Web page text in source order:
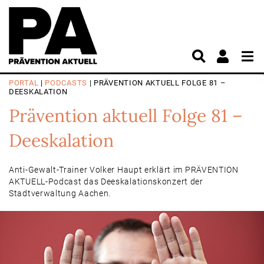
PORTAL | PODCASTS | PRÄVENTION AKTUELL FOLGE 81 –
DEESKALATION
Prävention aktuell Folge 81 –
Deeskalation
Anti-Gewalt-Trainer Volker Haupt erklärt im PRÄVENTION
AKTUELL-Podcast das Deeskalationskonzert der
Stadtverwaltung Aachen.